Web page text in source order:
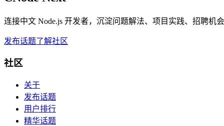
连接中文 Node.js 开发者，沉淀问题解法、项目实践、招聘机会
发布话题了解社区
社区
关于
发布话题
用户排行
精华话题